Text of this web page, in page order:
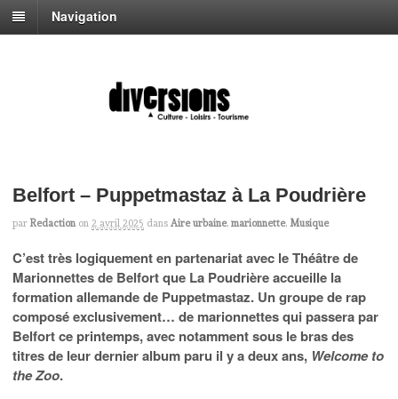
Navigation
Belfort – Puppetmastaz à La Poudrière
par Redaction on 2 avril 2025 dans Aire urbaine, marionnette, Musique
C’est très logiquement en partenariat avec le Théâtre de
Marionnettes de Belfort que La Poudrière accueille la
formation allemande de Puppetmastaz. Un groupe de rap
composé exclusivement… de marionnettes qui passera par
Belfort ce printemps, avec notamment sous le bras des
titres de leur dernier album paru il y a deux ans, Welcome to
the Zoo.